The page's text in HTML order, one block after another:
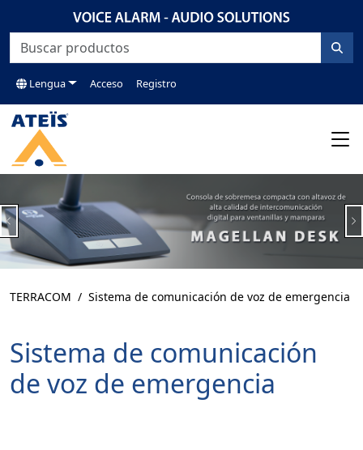
Lengua Acceso Registro
Previous
TERRACOM Sistema de comunicación de voz de emergencia
Sistema de comunicación
de voz de emergencia